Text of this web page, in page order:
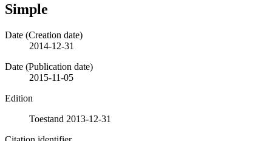
Simple
Date (Creation date)
2014-12-31
Date (Publication date)
2015-11-05
Edition
Toestand 2013-12-31